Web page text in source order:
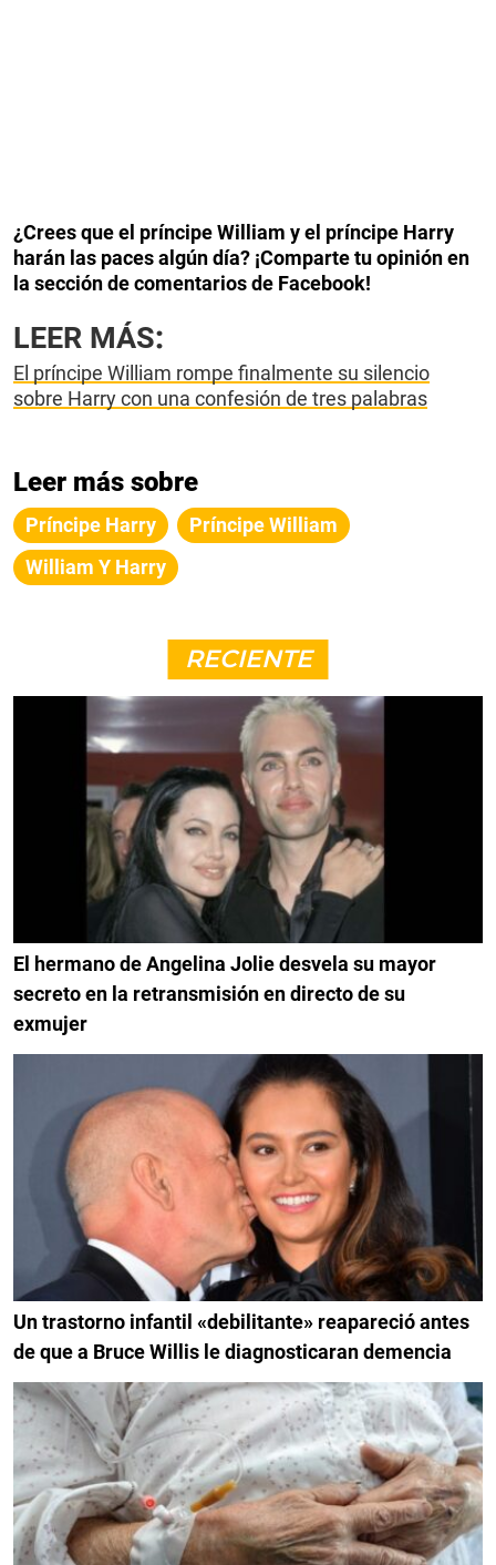
¿Crees que el príncipe William y el príncipe Harry
harán las paces algún día? ¡Comparte tu opinión en
la sección de comentarios de Facebook!
LEER MÁS:
El príncipe William rompe finalmente su silencio
sobre Harry con una confesión de tres palabras
Leer más sobre
Príncipe Harry
Príncipe William
William Y Harry
RECIENTE
El hermano de Angelina Jolie desvela su mayor
secreto en la retransmisión en directo de su
exmujer
Un trastorno infantil «debilitante» reapareció antes
de que a Bruce Willis le diagnosticaran demencia